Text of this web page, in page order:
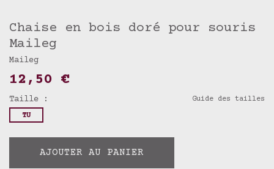
Chaise en bois doré pour souris
Maileg
Maileg
12,50 €
Taille : Guide des tailles
TU
AJOUTER AU PANIER